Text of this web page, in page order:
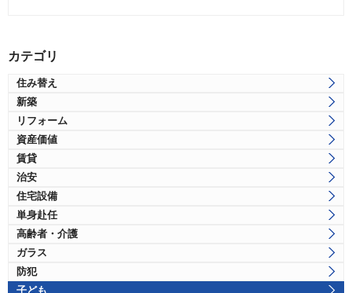
カテゴリ
住み替え
新築
リフォーム
資産価値
賃貸
治安
住宅設備
単身赴任
高齢者・介護
ガラス
防犯
子ども